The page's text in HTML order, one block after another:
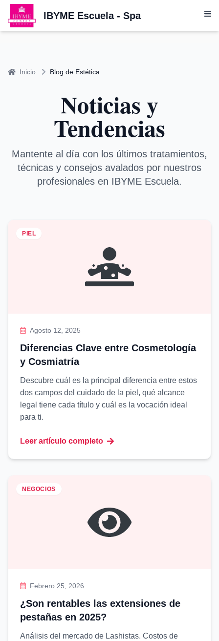
IBYME Escuela - Spa
Inicio Blog de Estética
Noticias y
Tendencias
Mantente al día con los últimos tratamientos,
técnicas y consejos avalados por nuestros
profesionales en IBYME Escuela.
PIEL
Agosto 12, 2025
Diferencias Clave entre Cosmetología
y Cosmiatría
Descubre cuál es la principal diferencia entre estos
dos campos del cuidado de la piel, qué alcance
legal tiene cada título y cuál es la vocación ideal
para ti.
Leer artículo completo
NEGOCIOS
Febrero 25, 2026
¿Son rentables las extensiones de
pestañas en 2025?
Análisis del mercado de Lashistas. Costos de